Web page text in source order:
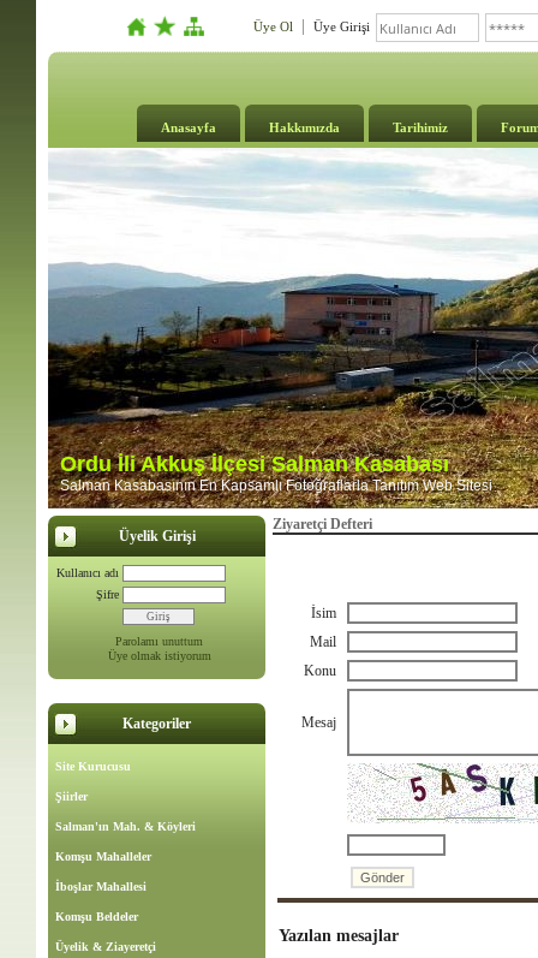
Üye Ol Üye Girişi
Anasayfa Hakkımızda Tarihimiz
Ordu İli Akkuş İlçesi Salman Kasabası
Salman Kasabasının En Kapsamlı Fotoğraflarla Tanıtım Web Sitesi
Üyelik Girişi
Kullanıcı adı
Şifre
Parolamı unuttum
Üye olmak istiyorum
Kategoriler
Site Kurucusu
Şiirler
Salman'ın Mah. & Köyleri
Komşu Mahalleler
İboşlar Mahallesi
Komşu Beldeler
Üyelik & Ziayeretçi
Ziyaretçi Defteri
İsim
Mail
Konu
Mesaj
Yazılan mesajlar